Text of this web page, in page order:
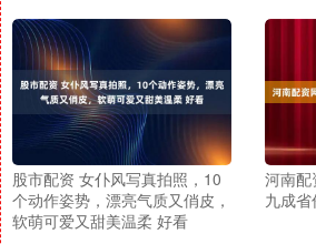
股市配资 女仆风写真拍照，10
个动作姿势，漂亮气质又俏皮，
软萌可爱又甜美温柔 好看
河南配
九成